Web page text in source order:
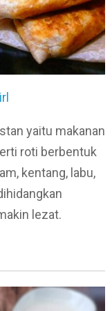
yaitu makanan
roti berbentuk
kentang, labu,
lezat.